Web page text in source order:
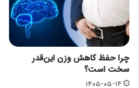
چرا حفظ کاهش وزن این‌قدر
سخت است؟
۱۴۰۵-۰۵-۱۴